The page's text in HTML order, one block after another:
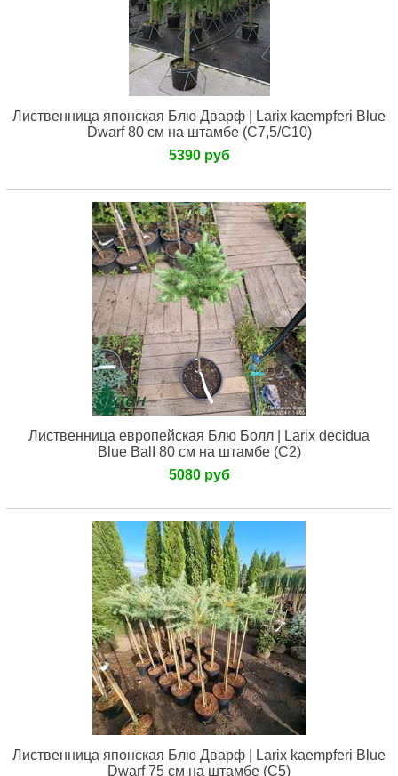
Лиственница японская Блю Дварф | Larix kaempferi Blue
Dwarf 80 см на штамбе (С7,5/С10)
5390 руб
Лиственница европейская Блю Болл | Larix decidua
Blue BalI 80 см на штамбе (С2)
5080 руб
Лиственница японская Блю Дварф | Larix kaempferi Blue
Dwarf 75 см на штамбе (С5)